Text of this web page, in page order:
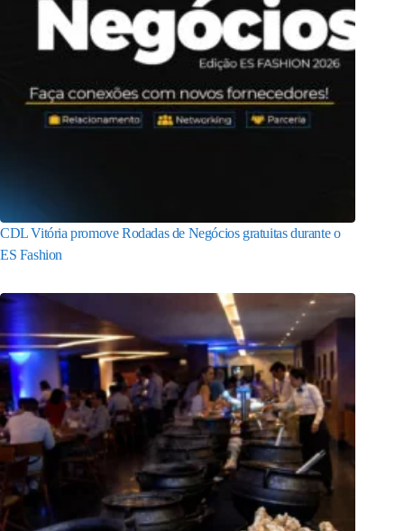
CDL Vitória promove Rodadas de Negócios gratuitas durante o
ES Fashion